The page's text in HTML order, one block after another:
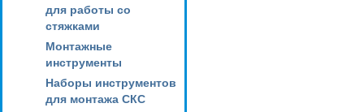
для работы со
стяжками
Монтажные
инструменты
Наборы инструментов
для монтажа СКС